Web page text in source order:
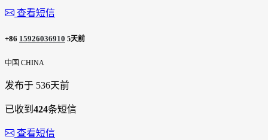
查看短信
+86 15926036910 5天前
中国 CHINA
发布于 536天前
已收到 424条短信
查看短信